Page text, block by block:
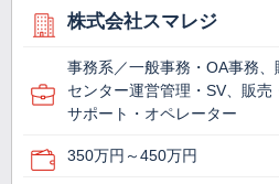
株式会社スマレジ
事務系／一般事務・OA事務
センター運営管理・SV、販
サポート・オペレーター
350万円～450万円